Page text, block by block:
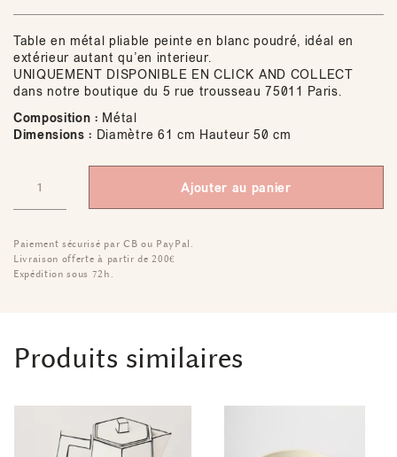
Table en métal pliable peinte en blanc poudré, idéal en
extérieur autant qu’en interieur.
UNIQUEMENT DISPONIBLE EN CLICK AND COLLECT
dans notre boutique du 5 rue trousseau 75011 Paris.
Composition : Métal
Dimensions : Diamètre 61 cm Hauteur 50 cm
Ajouter au panier
Paiement sécurisé par CB ou PayPal.
Livraison offerte à partir de 200€
Expédition sous 72h.
Produits similaires